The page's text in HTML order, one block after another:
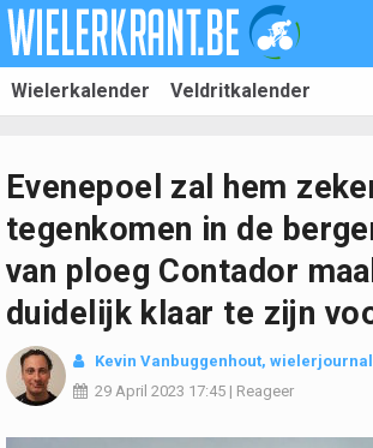
Wielerkalender Veldritkalender
Evenepoel zal hem
tegenkomen in de
van ploeg Contador
duidelijk klaar te zijn
Kevin Vanbuggenhout,
29 April 2023 17:45 | Reageer